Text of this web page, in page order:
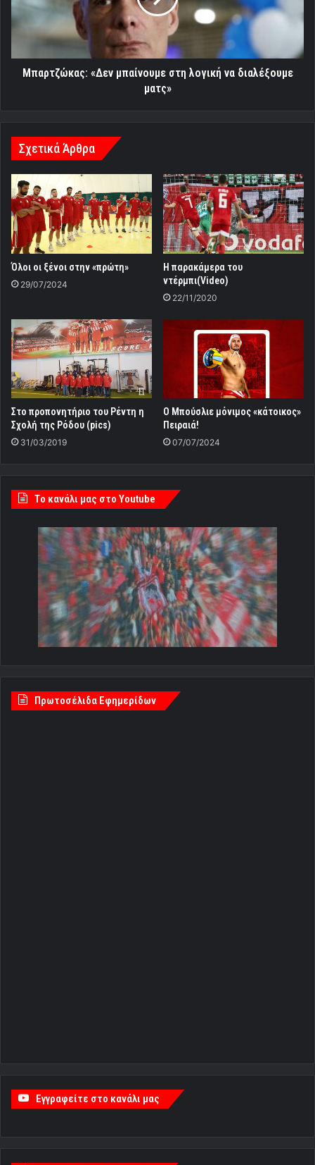
διαλέξουμε
Μπαρτζώκας: «Δεν μπαίνουμε στη λογική να διαλέξουμε
ματς»
Σχετικά Άρθρα
Όλοι οι ξένοι στην «πρώτη»
29/07/2024
Η παρακάμερα του
ντέρμπι(Video)
22/11/2020
Στο προπονητήριο του Ρέντη η
Σχολή της Ρόδου (pics)
31/03/2019
Ο Μπούσλιε μόνιμος «κάτοικος»
Πειραιά!
07/07/2024
Tο κανάλι μας στο Youtube
Πρωτοσέλιδα Εφημερίδων
Εγγραφείτε στο κανάλι μας